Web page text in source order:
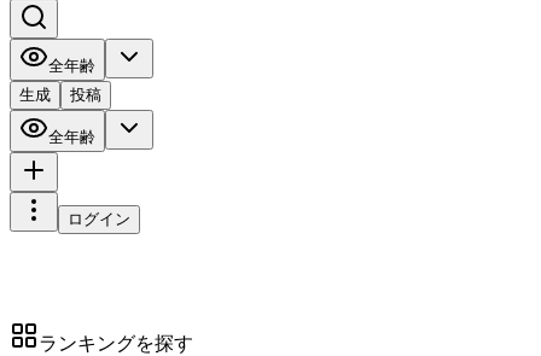
全年齢
生成
投稿
全年齢
ログイン
ランキングを探す